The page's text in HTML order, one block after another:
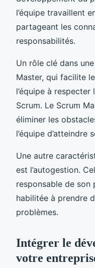
l’équipe travaillent
partageant les
responsabilités.
Un rôle clé dans
Master, qui facilite
l’équipe à
Scrum. Le Scrum
éliminer les
l’équipe d’atteindre
Une autre
est l’autogestion.
responsable de son
habilitée à prendre
problèmes.
Intégrer le
votre